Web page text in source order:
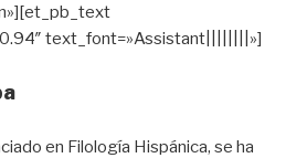
text_font=»Assistant||||||||»]
en Filología Hispánica, se ha